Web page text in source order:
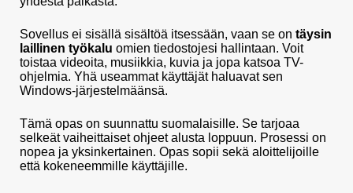
Sovellus ei sisällä sisältöä itsessään, vaan se on täysin
laillinen työkalu omien tiedostojesi hallintaan. Voit
toistaa videoita, musiikkia, kuvia ja jopa katsoa TV-
ohjelmia. Yhä useammat käyttäjät haluavat sen
Windows-järjestelmäänsä.
Tämä opas on suunnattu suomalaisille. Se tarjoaa
selkeät vaiheittaiset ohjeet alusta loppuun. Prosessi on
nopea ja yksinkertainen. Opas sopii sekä aloittelijoille
että kokeneemmille käyttäjille.